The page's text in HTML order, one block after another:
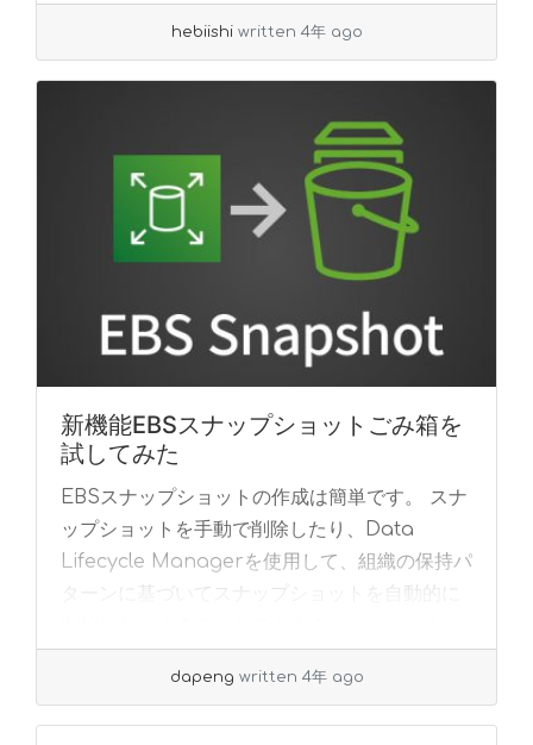
hebiishi written 4年 ago
新機能EBSスナップショットごみ箱を
試してみた
EBSスナップショットの作成は簡単です。 スナ
ップショットを手動で削除したり、Data
Lifecycle Managerを使用して、組織の保持パ
ターンに基づいてスナップショットを自動的に
dapeng written 4年 ago